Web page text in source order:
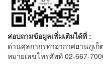
สอบถามข้อมูลเพิ่มเติมได้ที่ :
ด่านศุลกากรท่าอากาศยานภูเก็
หมายเลขโทรศัพท์ 02-667-